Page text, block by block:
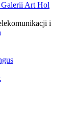
Galerii Art Hol
i